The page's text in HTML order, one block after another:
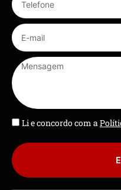
Li e concordo com a